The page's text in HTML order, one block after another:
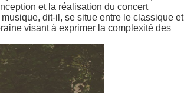
et la réalisation du concert
dit-il, se situe entre le classique et
visant à exprimer la complexité des